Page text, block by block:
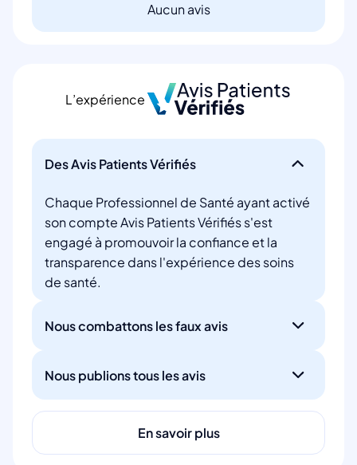
Aucun avis
L’expérience
Des Avis Patients Vérifiés
Chaque Professionnel de Santé ayant activé
son compte Avis Patients Vérifiés s'est
engagé à promouvoir la confiance et la
transparence dans l'expérience des soins
de santé.
Nous combattons les faux avis
Nous publions tous les avis
En savoir plus